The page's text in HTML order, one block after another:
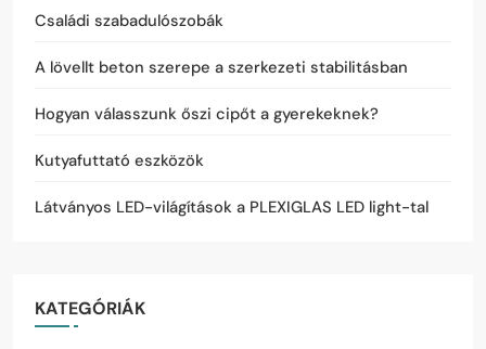
Családi szabadulószobák
A lövellt beton szerepe a szerkezeti stabilitásban
Hogyan válasszunk őszi cipőt a gyerekeknek?
Kutyafuttató eszközök
Látványos LED-világítások a PLEXIGLAS LED light-tal
KATEGÓRIÁK